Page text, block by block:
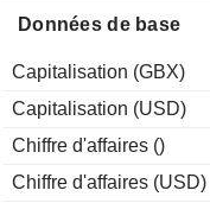
Données de base
Capitalisation (GBX)
Capitalisation (USD)
Chiffre d'affaires ()
Chiffre d'affaires (USD)
1999
1997
1996